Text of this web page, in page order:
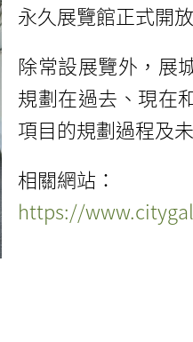
永久展覽館正式開
除常設展覽外，展
規劃在過去、現在
項目的規劃過程及
相關網站：
https://